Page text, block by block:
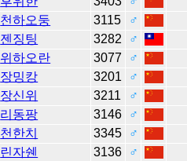
천하오둥 3115
♂
젠징팅 3282
♂
위하오란 3077
♂
장밍캉 3201
♂
장신위 3211
♂
리동팡 3146
♂
천한치 3345
♂
린자쉔 3136
♂